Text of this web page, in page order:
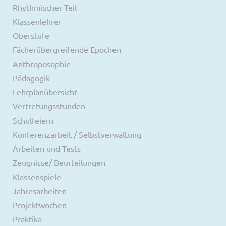
Rhythmischer Teil
Klassenlehrer
Oberstufe
Fächerübergreifende Epochen
Anthroposophie
Pädagogik
Lehrplanübersicht
Vertretungsstunden
Schulfeiern
Konferenzarbeit / Selbstverwaltung
Arbeiten und Tests
Zeugnisse/ Beurteilungen
Klassenspiele
Jahresarbeiten
Projektwochen
Praktika